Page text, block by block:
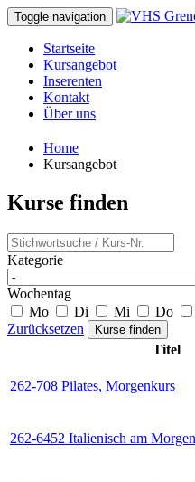
Toggle navigation
Startseite
Kursangebot
Inserenten
Kontakt
Über uns
Home
Kursangebot
Kurse finden
Kategorie
Wochentag
Mo
Di Mi Do
Zurücksetzen
Titel
262-708 Pilates, Morgenkurs
262-6452 Italienisch am